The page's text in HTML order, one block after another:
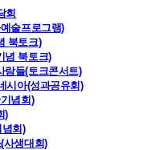
회
술프로그램)
북토크)
념 북토크)
람들(토크콘서트)
시아(성과공유회)
념회)
)
회)
사생대회)